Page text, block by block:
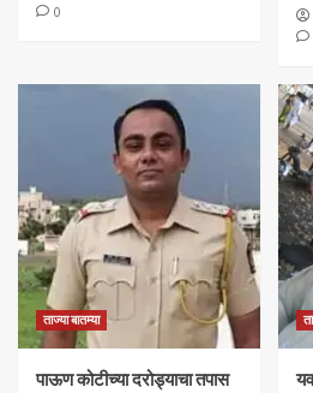
0
ताज्या बातम्या
पाऊण कोटीच्या दरोड्याचा तपास